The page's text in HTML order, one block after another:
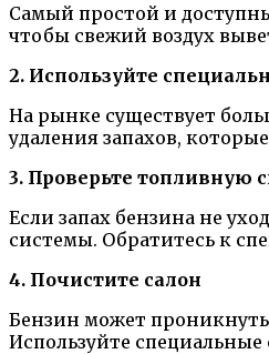
Самый простой и
чтобы свежий воздух
2. Используйте
На рынке существует
удаления запахов,
3. Проверьте топливную
Если запах бензина не
системы. Обратитесь к
4. Почистите салон
Бензин может проникнуть
Используйте